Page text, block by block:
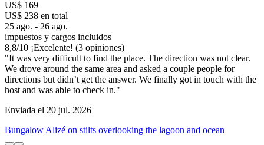
US$ 169
US$ 238 en total
25 ago. - 26 ago.
impuestos y cargos incluidos
8,8/10 ¡Excelente! (3 opiniones)
"It was very difficult to find the place. The direction was not clear.
We drove around the same area and asked a couple people for
directions but didn’t get the answer. We finally got in touch with the
host and was able to check in."
Enviada el 20 jul. 2026
Bungalow Alizé on stilts overlooking the lagoon and ocean